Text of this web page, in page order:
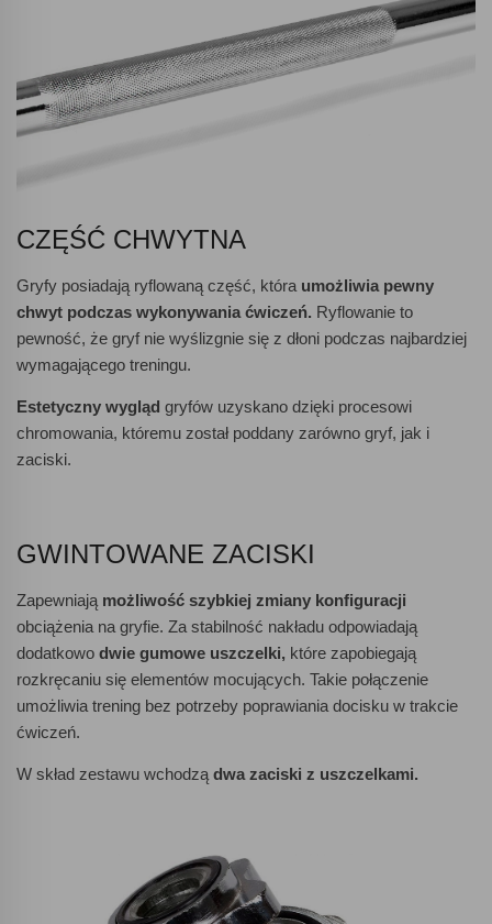
CZĘŚĆ CHWYTNA
Gryfy posiadają ryflowaną część, która umożliwia pewny
chwyt podczas wykonywania ćwiczeń. Ryflowanie to
pewność, że gryf nie wyślizgnie się z dłoni podczas najbardziej
wymagającego treningu.
Estetyczny wygląd gryfów uzyskano dzięki procesowi
chromowania, któremu został poddany zarówno gryf, jak i
zaciski.
GWINTOWANE ZACISKI
Zapewniają możliwość szybkiej zmiany konfiguracji
obciążenia na gryfie. Za stabilność nakładu odpowiadają
dodatkowo dwie gumowe uszczelki, które zapobiegają
rozkręcaniu się elementów mocujących. Takie połączenie
umożliwia trening bez potrzeby poprawiania docisku w trakcie
ćwiczeń.
W skład zestawu wchodzą dwa zaciski z uszczelkami.